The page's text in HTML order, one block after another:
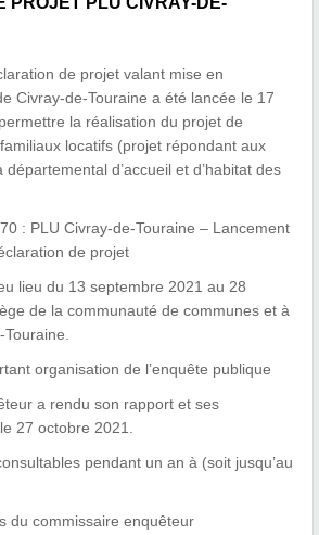
de projet valant mise en
Civray-de-Touraine a été lancée le 17
la réalisation du projet de
locatifs (projet répondant aux
d’accueil et d’habitat des
: PLU Civray-de-Touraine – Lancement
de projet
lieu du 13 septembre 2021 au 28
de la communauté de communes et à
organisation de l’enquête publique
a rendu son rapport et ses
27 octobre 2021.
pendant un an à (soit jusqu’au
du commissaire enquêteur